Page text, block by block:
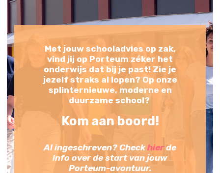
Met jouw schooladvies op zak,
vind jij op Porteum zéker het
onderwijs dat bij je past! Zie je
jezelf straks al lopen? Op onze
splinternieuwe, moderne en
duurzame school?
Kom aan boord!
Al ingeschreven? Checkhierde
info over de start van jouw
Porteum-avontuur.